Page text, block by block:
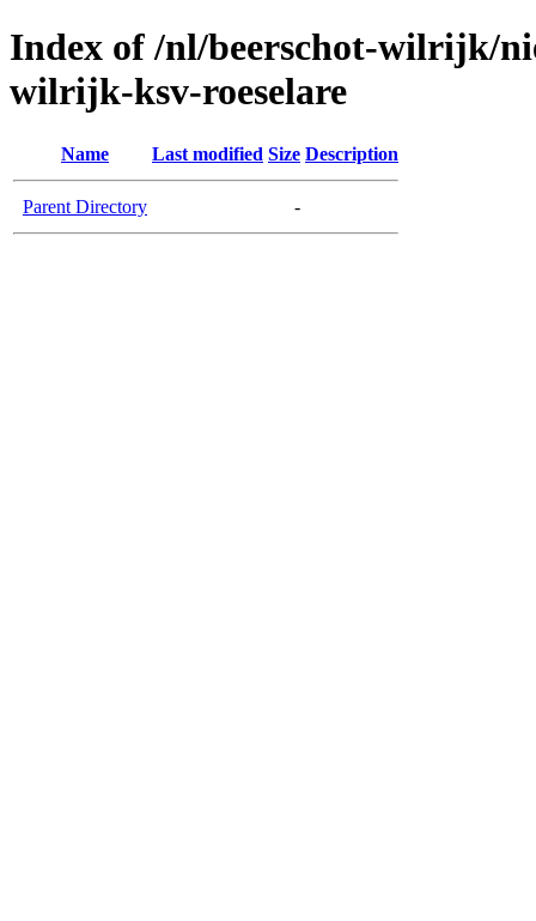
Index of /nl/beerschot-wilrijk/
wilrijk-ksv-roeselare
Name Last modified Size Description
Parent Directory -